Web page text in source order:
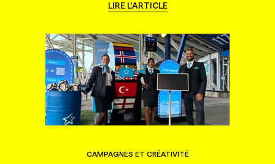
LIRE L'ARTICLE
CAMPAGNES ET CRÉATIVITÉ